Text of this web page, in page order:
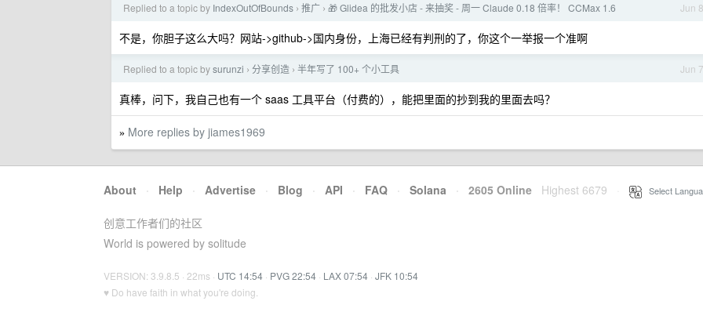
Jun 8
Replied to a topic by IndexOutOfBounds › 推广 › 🎁 Glidea 的批发小店 - 来抽奖 - 周一 Claude 0.18 倍率！ CCMax 1.6
不是，你胆子这么大吗？网站->github->国内身份，上海已经有判刑的了，你这个一举报一个准啊
Jun 7
Replied to a topic bysurunzi › 分享创造 › 半年写了 100+ 个小工具
真棒，问下，我自己也有一个 saas 工具平台（付费的），能把里面的抄到我的里面去吗？
» More replies by jiames1969
About · Help · Advertise · Blog · API · FAQ · Solana · 2605 Online Highest 6679 Select
创意工作者们的社区
World is powered by solitude
VERSION: 3.9.8.5 · 22ms · UTC 14:54 · PVG 22:54 · LAX 07:54 · JFK 10:54
♥ Do have faith in what you're doing.